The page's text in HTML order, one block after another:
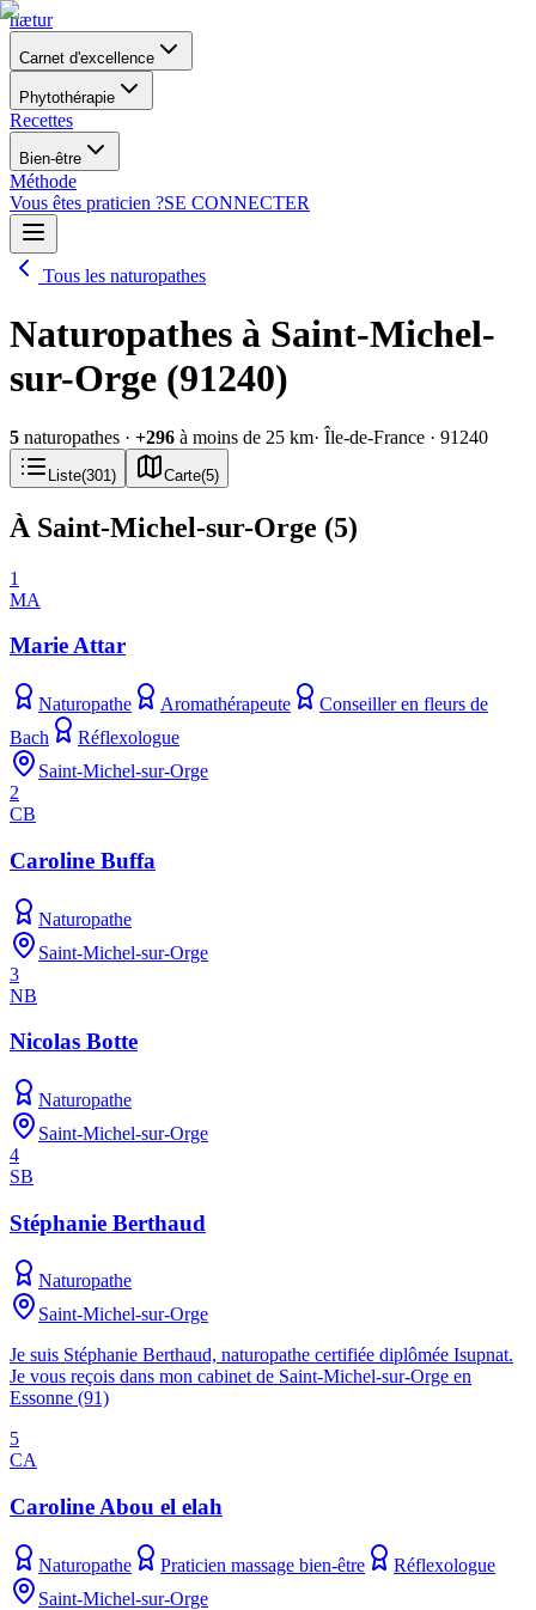
nætur
Carnet d'excellence
Phytothérapie
Recettes
Bien-être
Méthode
Vous êtes praticien ?SE CONNECTER
Tous les naturopathes
Naturopathes à Saint-Michel-
sur-Orge (91240)
5 naturopathes · +296 à moins de 25 km· Île-de-France · 91240
Liste(301 ) Carte(5)
À Saint-Michel-sur-Orge (5)
1
MA
Marie Attar
Naturopathe Aromathérapeute
Conseiller en fleurs de
Bach
Réflexologue
Saint-Michel-sur-Orge
2
CB
Caroline Buffa
Naturopathe
Saint-Michel-sur-Orge
3
NB
Nicolas Botte
Naturopathe
Saint-Michel-sur-Orge
4
SB
Stéphanie Berthaud
Naturopathe
Saint-Michel-sur-Orge
Je suis Stéphanie Berthaud, naturopathe certifiée diplômée Isupnat.
Je vous reçois dans mon cabinet de Saint-Michel-sur-Orge en
Essonne (91)
5
CA
Caroline Abou el elah
Naturopathe Praticien massage bien-être
Réflexologue
Saint-Michel-sur-Orge